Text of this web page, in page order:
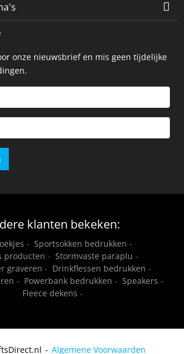
onze nieuwsbrief en mis geen tijdelijke
klanten bekeken:
- Sportsokken bedrukken -
producten - Stormvaste paraplu -
graveren - Drinkflessen bedrukken -
- Powerbank bedrukken - Speakers -
Fleece dekens -
Algemene Voorwaarden